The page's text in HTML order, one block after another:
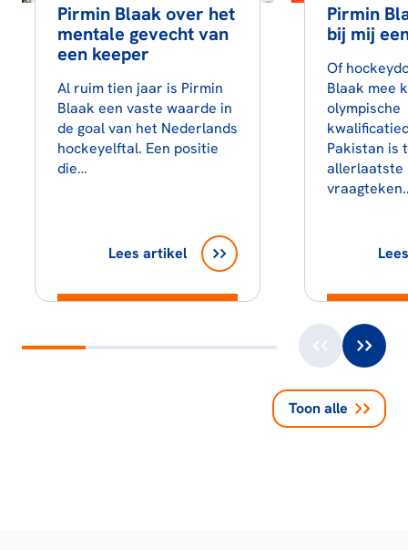
Pirmin Blaak over het
mentale gevecht van
een keeper
Al ruim tien jaar is Pirmin
Blaak een vaste waarde in
de goal van het Nederlands
hockeyelftal. Een positie
die…
Lees artikel
Pirmin
bij mij
Of
Blaak mee
olympische
Pakistan is
allerlaatste
Toon alle